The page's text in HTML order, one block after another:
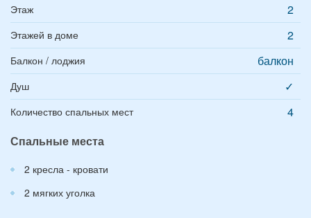
Этаж 2
Этажей в доме 2
Балкон / лоджия балкон
Душ ✓
Количество спальных мест
4
Спальные места
2 кресла - кровати
2 мягких уголка